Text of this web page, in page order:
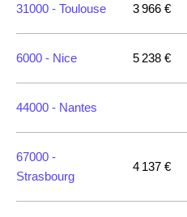
31000 - Toulouse 3 966 €
6000 - Nice 5 238 €
44000 - Nantes
67000 -
Strasbourg
4 137 €